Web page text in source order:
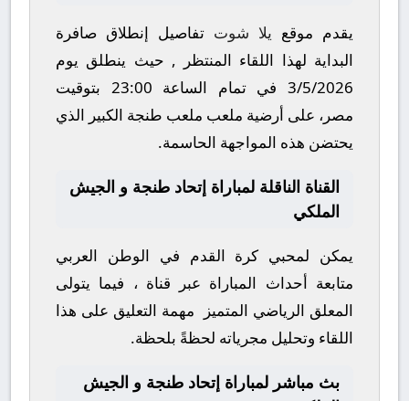
يقدم موقع يلا شوت تفاصيل إنطلاق صافرة
البداية لهذا اللقاء المنتظر , حيث ينطلق يوم
3/5/2026في تمام الساعة 23:00 بتوقيت
مصر، على أرضية ملعب ملعب طنجة الكبير الذي
يحتضن هذه المواجهة الحاسمة.
القناة الناقلة لمباراة إتحاد طنجة و الجيش
الملكي
يمكن لمحبي كرة القدم في الوطن العربي
متابعة أحداث المباراة عبر قناة، فيما يتولى
المعلق الرياضي المتميز
مهمة التعليق على هذا
اللقاء وتحليل مجرياته لحظةً بلحظة.
بث مباشر لمباراة إتحاد طنجة و الجيش